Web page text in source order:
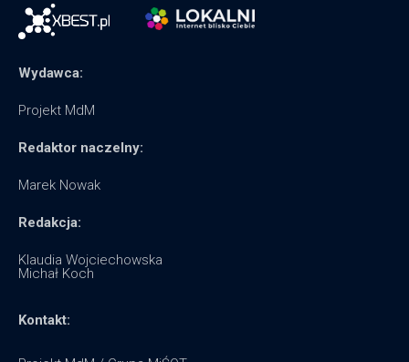
Wydawca:
Projekt MdM
Redaktor naczelny:
Marek Nowak
Redakcja:
Klaudia Wojciechowska
Michał Koch
Kontakt: